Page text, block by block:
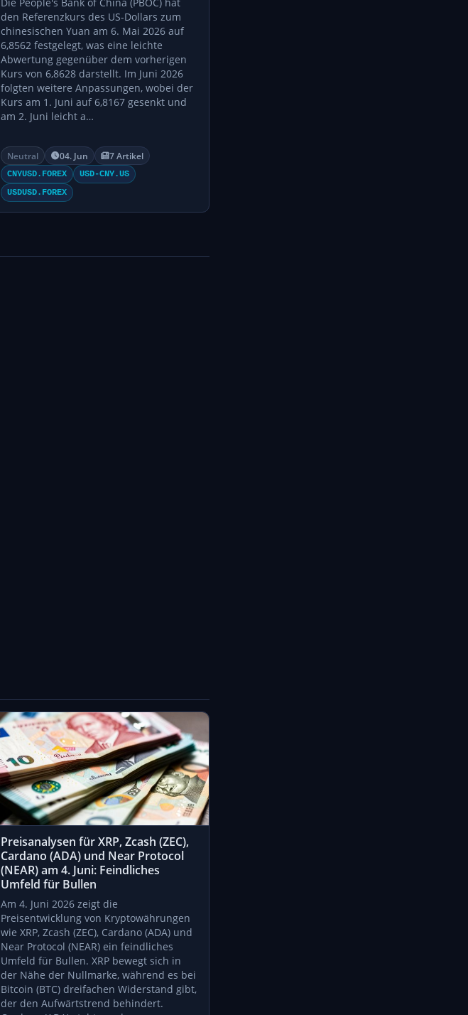
den Referenzkurs des US-Dollars zum
chinesischen Yuan am 6. Mai 2026 auf
6,8562 festgelegt, was eine leichte
Abwertung gegenüber dem vorherigen
Kurs von 6,8628 darstellt. Im Juni 2026
folgten weitere Anpassungen, wobei der
Kurs am 1. Juni auf 6,8167 gesenkt und
am 2. Juni leicht a…
Neutral 04. Jun 7 Artikel
CNYUSD.FOREX
USD-CNY.US
USDUSD.FOREX
Preisanalysen für XRP, Zcash (ZEC),
Cardano (ADA) und Near Protocol
(NEAR) am 4. Juni: Feindliches
Umfeld für Bullen
Am 4. Juni 2026 zeigt die
Preisentwicklung von Kryptowährungen
wie XRP, Zcash (ZEC), Cardano (ADA) und
Near Protocol (NEAR) ein feindliches
Umfeld für Bullen. XRP bewegt sich in
der Nähe der Nullmarke, während es bei
Bitcoin (BTC) dreifachen Widerstand gibt,
der den Aufwärtstrend behindert.